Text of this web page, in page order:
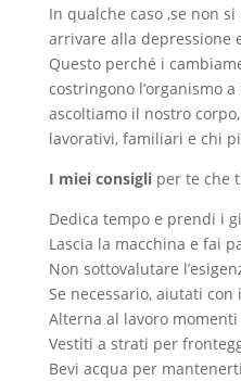
In qualche caso ,se non
arrivare alla depressione
Questo perché i
costringono l’organismo
ascoltiamo il nostro
lavorativi, familiari e chi
I miei consigliper te che
Dedica tempo e prendi i
Lascia la macchina e fai
Non sottovalutare
Se necessario, aiutati
Alterna al lavoro
Vestiti a strati per
Bevi acqua per